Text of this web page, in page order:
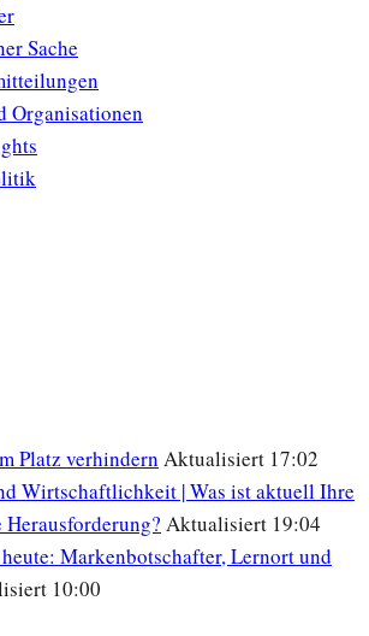
Sache
Organisationen
Platz verhindern Aktualisiert 17:02
Wirtschaftlichkeit | Was ist aktuell Ihre
Aktualisiert 19:04
Markenbotschafter, Lernort und
10:00